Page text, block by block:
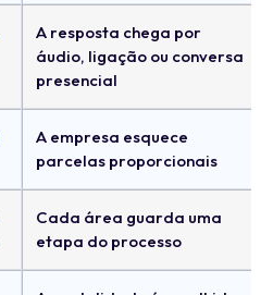
A resposta chega por
áudio, ligação ou conversa
presencial
A empresa esquece
parcelas proporcionais
Cada área guarda uma
etapa do processo